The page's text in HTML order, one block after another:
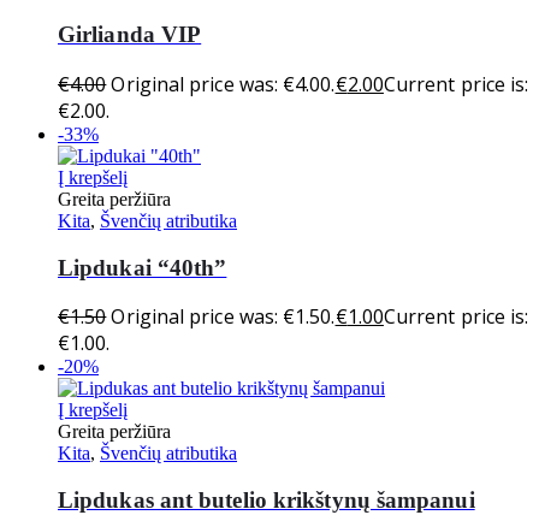
Girlianda VIP
€4.00Original price was: €4.00.€2.00Current price is:
€2.00.
-33%
Į krepšelį
Greita peržiūra
Kita, Švenčių atributika
Lipdukai “40th”
€1.50Original price was: €1.50.€1.00Current price is:
€1.00.
-20%
Į krepšelį
Greita peržiūra
Kita, Švenčių atributika
Lipdukas ant butelio krikštynų šampanui